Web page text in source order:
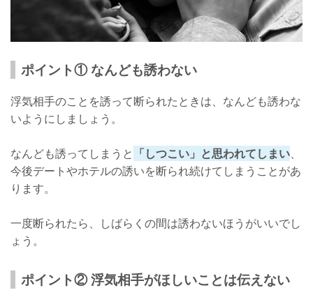
ポイント① なんども誘わない
浮気相手のことを誘って断られたときは、なんども誘わな
いようにしましょう。
なんども誘ってしまうと 「しつこい」と思われてしまい、
今後デートやホテルの誘いを断られ続けてしまうことがあ
ります。
一度断られたら、しばらくの間は誘わないほうがいいでし
ょう。
ポイント② 浮気相手がほしいことは伝えない